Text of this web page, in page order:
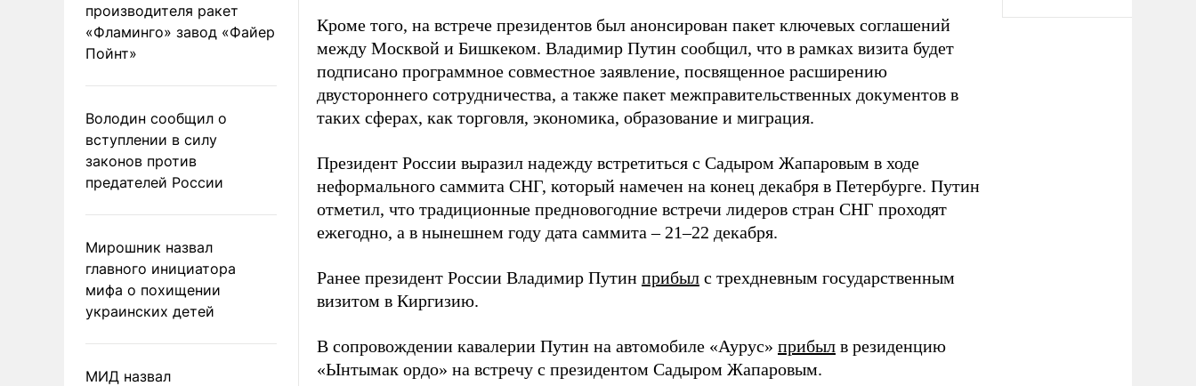
производителя ракет
«Фламинго» завод «Файер
Пойнт»
Володин сообщил о
вступлении в силу
законов против
предателей России
Мирошник назвал
главного инициатора
мифа о похищении
украинских детей
МИД назвал
Кроме того, на встрече президентов был анонсирован пакет ключевых соглашений
между Москвой и Бишкеком. Владимир Путин сообщил, что в рамках визита будет
подписано программное совместное заявление, посвященное расширению
двустороннего сотрудничества, а также пакет межправительственных документов в
таких сферах, как торговля, экономика, образование и миграция.
Президент России выразил надежду встретиться с Садыром Жапаровым в ходе
неформального саммита СНГ, который намечен на конец декабря в Петербурге. Путин
отметил, что традиционные предновогодние встречи лидеров стран СНГ проходят
ежегодно, а в нынешнем году дата саммита – 21–22 декабря.
Ранее президент России Владимир Путин прибыл с трехдневным государственным
визитом в Киргизию.
В сопровождении кавалерии Путин на автомобиле «Аурус» прибыл в резиденцию
«Ынтымак ордо» на встречу с президентом Садыром Жапаровым.